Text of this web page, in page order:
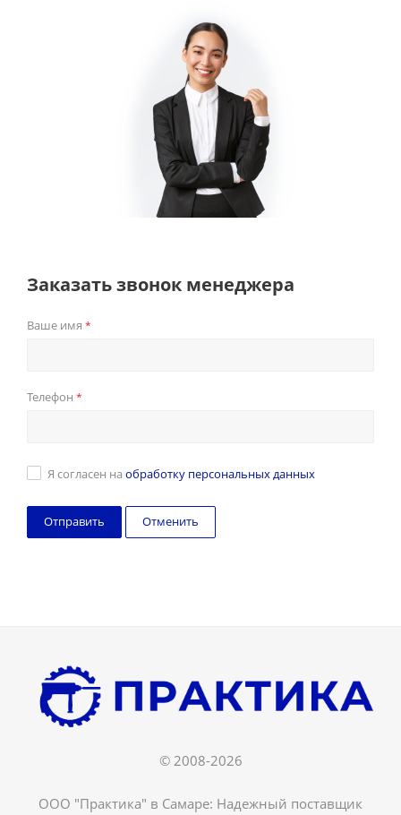
Заказать звонок менеджера
Ваше имя *
Телефон *
Я согласен на обработку персональных данных
Отменить
© 2008-2026
ООО "Практика" в Самаре: Надежный поставщик